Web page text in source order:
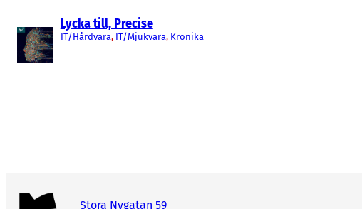
Lycka till, Precise
IT/Hårdvara, IT/Mjukvara, Krönika
Stora Nygatan 59